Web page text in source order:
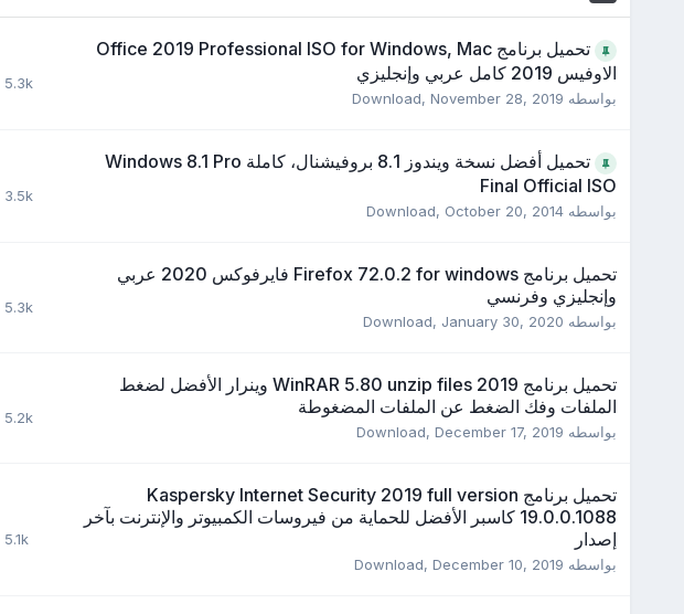
تحميل برنامج Office 2019 Professional ISO for Windows, Mac
الاوفيس 2019 كامل عربي وإنجليزي
بواسطه Download,November 28, 2019
5.3k
تحميل أفضل نسخة ويندوز 8.1 بروفيشنال، كاملة Windows 8.1 Pro
Final Official ISO
بواسطه Download, October 20, 2014
3.5k
تحميل برنامج Firefox 72.0.2 for windows فايرفوكس 2020 عربي
وإنجليزي وفرنسي
بواسطه Download, January 30, 2020
5.3k
تحميل برنامج WinRAR 5.80 unzip files 2019 وينرار الأفضل لضغط
الملفات وفك الضغط عن الملفات المضغوطة
بواسطه Download,December 17, 2019
5.2k
تحميل برنامج Kaspersky Internet Security 2019 full version
19.0.0.1088 كاسبر الأفضل للحماية من فيروسات الكمبيوتر والإنترنت بآخر
إصدار
بواسطه Download,December 10, 2019
5.1k